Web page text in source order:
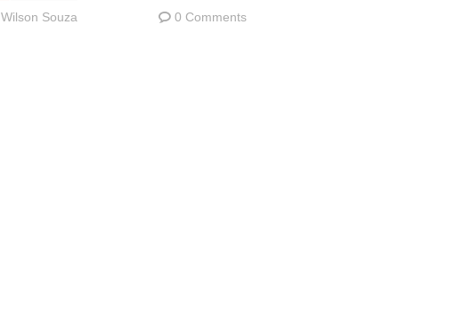
Wilson Souza 0 Comments